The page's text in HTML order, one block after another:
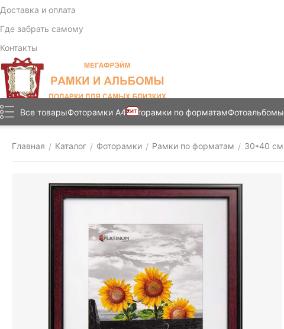
Доставка и оплата
Где забрать самому
Контакты
Все товарыФоторамки А4ХИТ
Фоторамки по форматамФотоальбомы
Главная / Каталог / Фоторамки / Рамки по форматам / 30*40 см